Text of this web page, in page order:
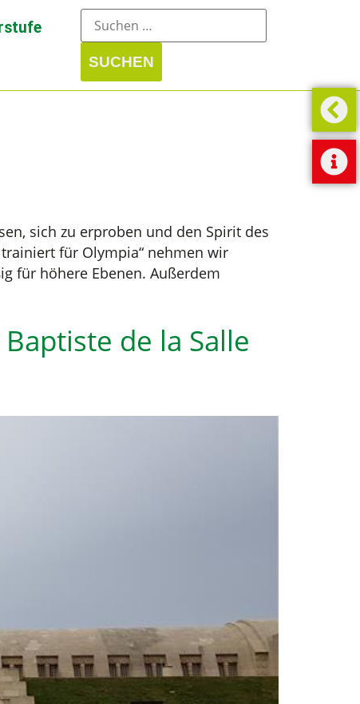
sich zu erproben und den Spirit des
für Olympia“ nehmen wir
für höhere Ebenen. Außerdem
de la Salle